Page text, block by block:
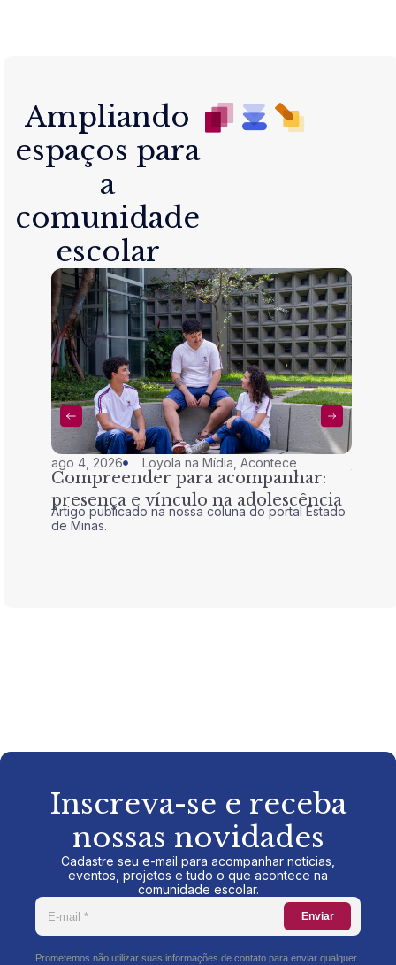
Ampliando
espaços para
a
comunidade
escolar
ago 4, 2026 Loyola na Mídia ,Acontece
Compreender para acompanhar:
presença e vínculo na adolescência
Artigo publicado na nossa coluna do portal Estado
de Minas.
Inscreva-se e receba
nossas novidades
Cadastre seu e-mail para acompanhar notícias,
eventos, projetos e tudo o que acontece na
comunidade escolar.
Enviar
Prometemos não utilizar suas informações de contato para enviar qualquer